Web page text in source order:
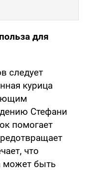
для
следует
курица
Стефани
помогает
что
может быть